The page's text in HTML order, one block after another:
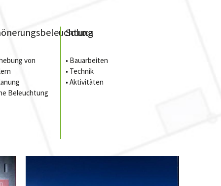
von
Beleuchtung
Soluxa
• Bauarbeiten
• Technik
• Aktivitäten